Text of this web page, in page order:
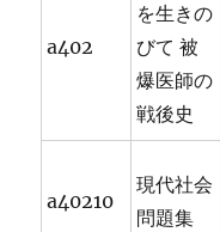
a402
を生きの
びて 被
爆医師の
戦後史
a40210
現代社会
問題集